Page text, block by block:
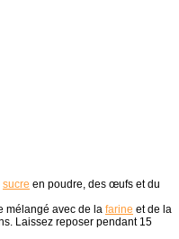
sucre en poudre, des œufs et du
mélangé avec de la farine et de la
Laissez reposer pendant 15